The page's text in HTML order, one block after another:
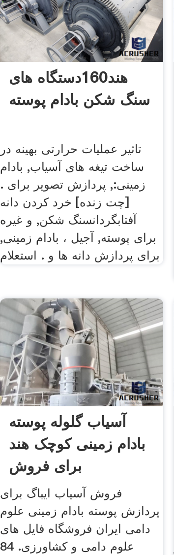
هند160دستگاه های
سنگ شکن بادام پوسته
تاثیر عملیات حرارتی بهینه در
ساخت تیغه های آسیاب, بادام
زمینی:, پردازش تصویر برای .
[چت زنده] خرد کردن دانه
آفتابگردانسنگ شکن, و غیره
برای پوسته, آجیل ، بادام زمینی,
برای پردازش دانه ها و . استعلام
آسیاب گلوله پوسته
بادام زمینی کوچک هند
برای فروش
فروش آسیاب ایباگ برای
پردازش پوسته بادام زمینی علوم
دامی ایران فروشگاه فایل های
علوم دامی و کشاورزی. 84